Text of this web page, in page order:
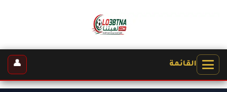
القائمة 👤